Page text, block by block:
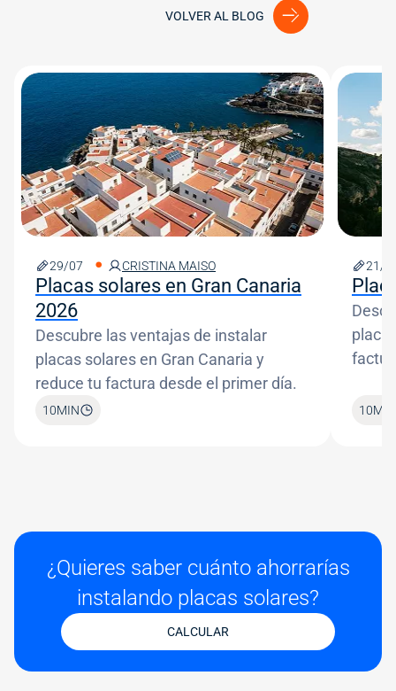
VOLVER AL BLOG
Image
29/07 CRISTINA MAISO
Placas solares en Gran Canaria
2026
Descubre las ventajas de instalar
placas solares en Gran Canaria y
reduce tu factura desde el primer día.
10MIN
Image
21/
10MIN
¿Quieres saber cuánto ahorrarías
instalando placas solares?
CALCULAR